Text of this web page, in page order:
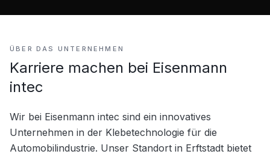
ÜBER DAS UNTERNEHMEN
Karriere machen bei Eisenmann
intec
Wir bei Eisenmann intec sind ein innovatives
Unternehmen in der Klebetechnologie für die
Automobilindustrie. Unser Standort in Erftstadt bietet